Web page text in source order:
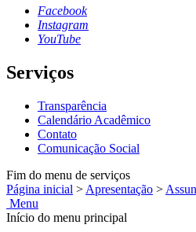
Facebook
Instagram
YouTube
Serviços
Transparência
Calendário Acadêmico
Contato
Comunicação Social
Fim do menu de serviços
Página inicial > Apresentação >
Menu
Início do menu principal